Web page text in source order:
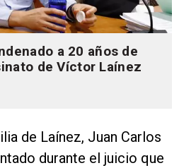
a 20 años de
de Víctor Laínez
de Laínez, Juan Carlos
durante el juicio que